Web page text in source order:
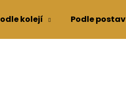
kolejí Podle postav